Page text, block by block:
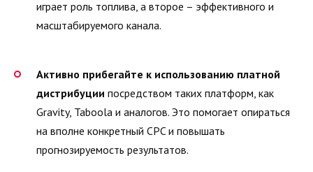
играет роль топлива, а второе – эффективного и
масштабируемого канала.
Активно прибегайте к использованию платной
дистрибуции посредством таких платформ, как
Gravity, Taboola и аналогов. Это помогает опираться
на вполне конкретный CPC и повышать
прогнозируемость результатов.